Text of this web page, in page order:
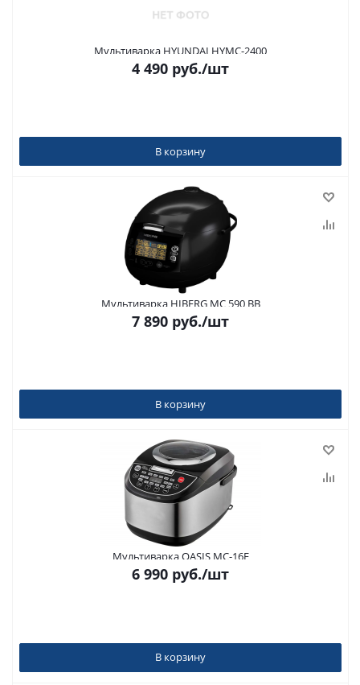
Мультиварка HYUNDAI HYMC-2400
4 490 руб./шт
В корзину
Мультиварка HIBERG MC 590 BB
7 890 руб./шт
В корзину
Мультиварка OASIS MC-16E
6 990 руб./шт
В корзину